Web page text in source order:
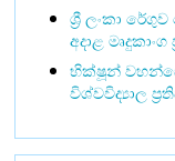
ශ්‍රී ලංකා
අදාළ
භික්ෂූන්
විශ්වවිද්‍යාල